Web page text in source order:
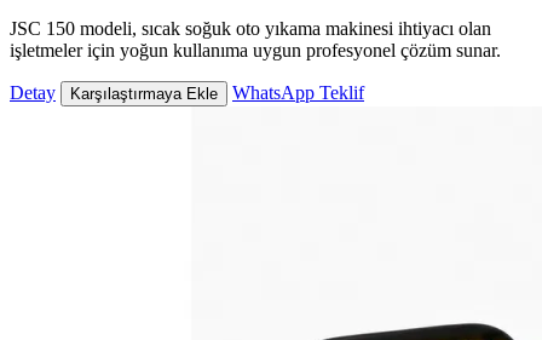
JSC 150 modeli, sıcak soğuk oto yıkama makinesi ihtiyacı olan
işletmeler için yoğun kullanıma uygun profesyonel çözüm sunar.
Detay Karşılaştırmaya Ekle WhatsApp Teklif